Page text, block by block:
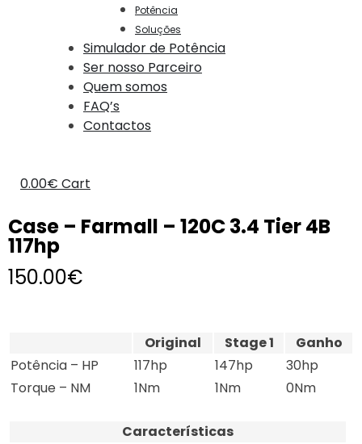
Potência
Soluções
Simulador de Potência
Ser nosso Parceiro
Quem somos
FAQ’s
Contactos
0.00€ Cart
Case – Farmall – 120C 3.4 Tier 4B
117hp
150.00€
Original Stage 1
Ganho
Potência – HP
117hp 147hp
30hp
Torque – NM
1Nm 1Nm 0Nm
Características